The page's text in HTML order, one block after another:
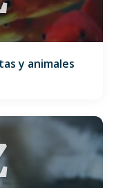
y animales